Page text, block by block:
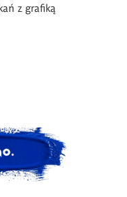
z grafiką